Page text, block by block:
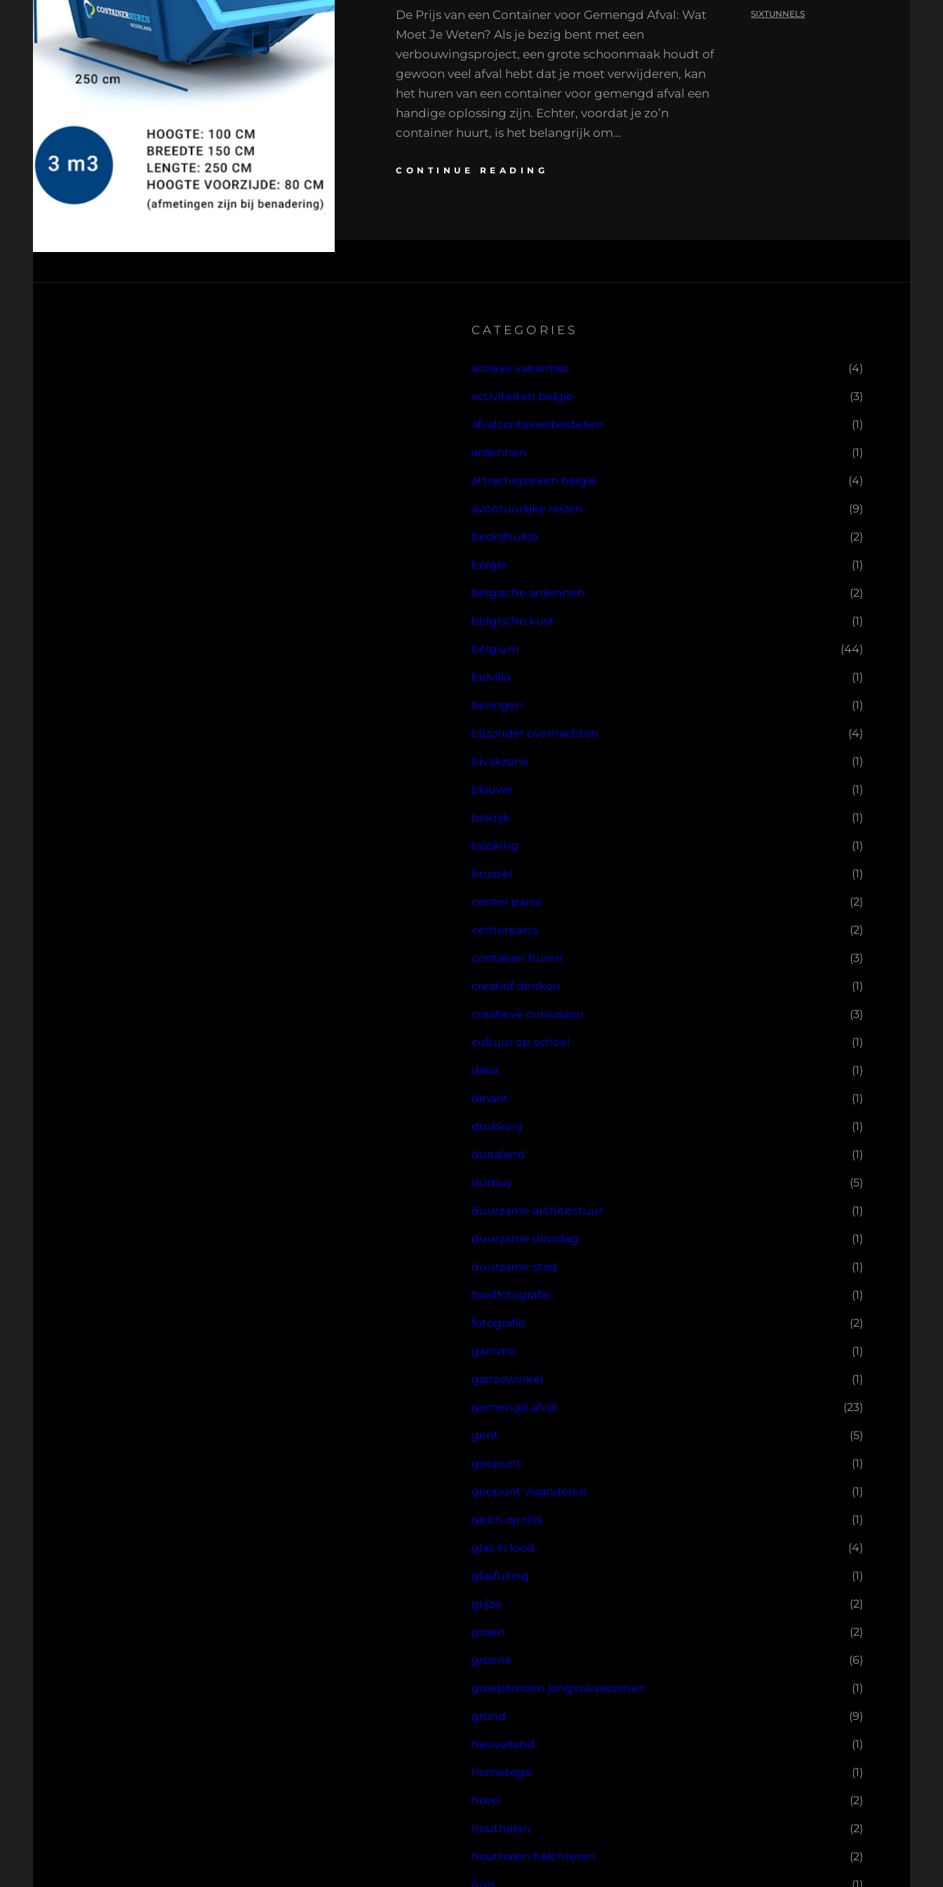
De Prijs van een Container voor Gemengd Afval: Wat
Moet Je Weten? Als je bezig bent met een
verbouwingsproject, een grote schoonmaak houdt of
gewoon veel afval hebt dat je moet verwijderen, kan
het huren van een container voor gemengd afval een
handige oplossing zijn. Echter, voordat je zo’n
container huurt, is het belangrijk om…
CONTINUE READING
SIXTUNNELS
CATEGORIES
actieve vakanties (4)
activiteiten belgie (3)
afvalcontainerbestellen (1)
ardennen (1)
attractieparken belgie (4)
avontuurlijke reizen (9)
bedrijfsuitje (2)
belgie (1)
belgische ardennen (2)
belgische kust (1)
belgium (44)
belvilla (1)
beringen (1)
bijzonder overnachten (4)
bivakzone (1)
blauwe (1)
bokrijk (1)
booking (1)
brussel (1)
center parcs (2)
centerparcs (2)
container huren (3)
creatief denken (1)
creatieve cursussen (3)
cultuur op school (1)
diest (1)
dinant (1)
drukkerij (1)
duitsland (1)
durbuy (5)
duurzame architectuur (1)
duurzame dinsdag (1)
duurzame stad (1)
foodfotografie (1)
fotografie (2)
gamma (1)
gansewinkel (1)
gemengd afval (23)
gent (5)
geopunt (1)
geopunt vlaanderen (1)
gezin op reis (1)
glas in lood (4)
glasfusing (1)
grijze (2)
groen (2)
groene (6)
groepsreizen jongvolwassenen (1)
grond (9)
heuvelland (1)
hometogo (1)
hotel (2)
houthalen (2)
houthalen helchteren (2)